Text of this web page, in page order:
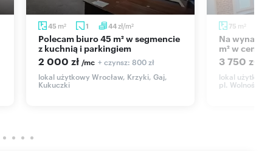
45 m2 1 44zł/m2
Polecam biuro 45 m² w segmencie
z kuchnią i parkingiem
2 000 zł /mc + czynsz: 800 zł
lokal użytkowy Wrocław, Krzyki, Gaj,
Kukuczki
75 m 2
Na wynajem kameralne biuro 75
m² w
3 750 zł
lokal użytkowy
pl. Wolności